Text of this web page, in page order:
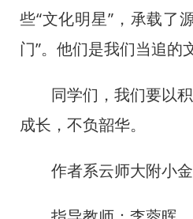
些“文化明星”，承载了
门”。他们是我们当追的
同学们，我们要以积
成长，不负韶华。
作者系云师大附小金